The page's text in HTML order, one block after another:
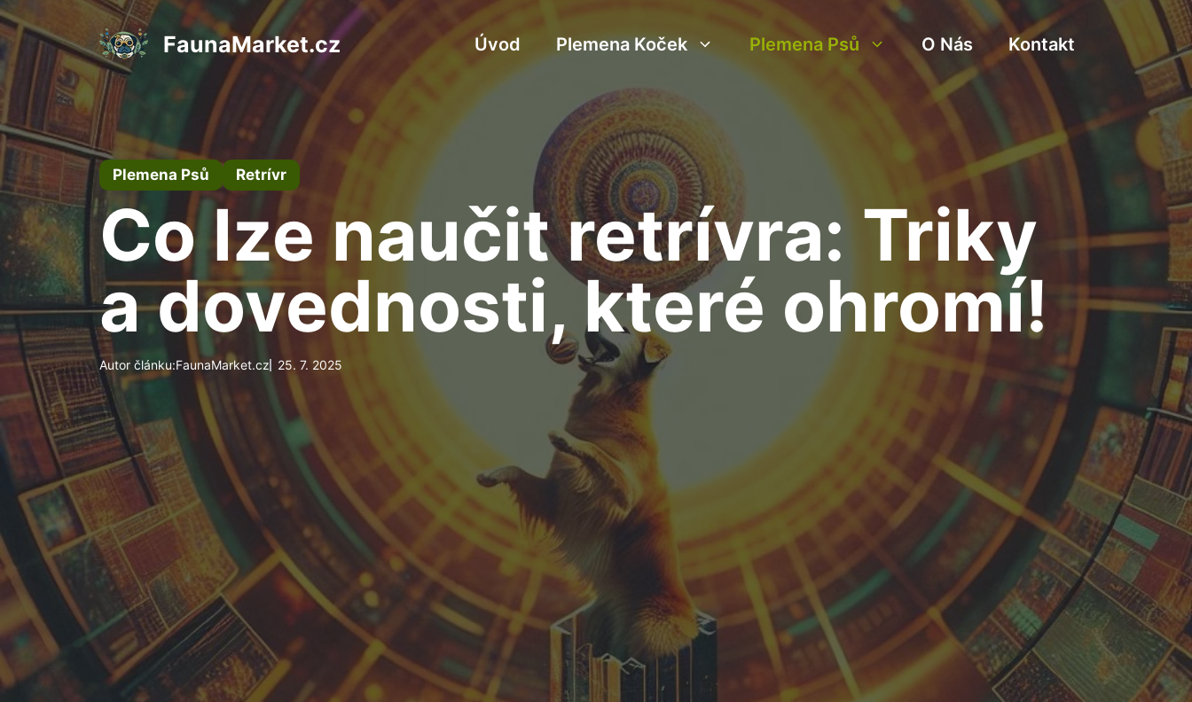
Přeskočit
na
obsah
FaunaMarket.cz Úvod Plemena Koček Plemena Psů O Nás Kontakt
Plemena Psů Retrívr
Co lze naučit retrívra: Triky
a dovednosti, které ohromí!
Autor článku:FaunaMarket.cz 25. 7. 2025